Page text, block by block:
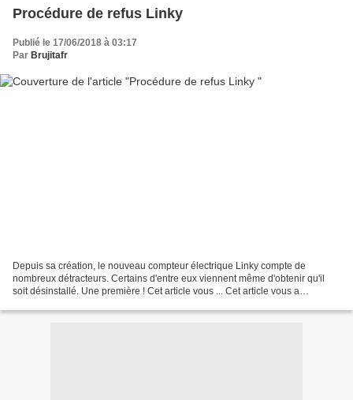
Procédure de refus Linky
Publié le 17/06/2018 à 03:17
Par Brujitafr
Depuis sa création, le nouveau compteur électrique Linky compte de
nombreux détracteurs. Certains d'entre eux viennent même d'obtenir qu'il
soit désinstallé. Une première ! Cet article vous ... Cet article vous a